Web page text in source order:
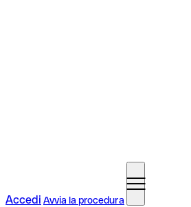
Accedi Avvia la procedura